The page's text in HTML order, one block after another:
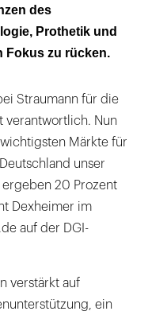
des
Prothetik und
Fokus zu rücken.
Straumann für die
verantwortlich. Nun
Märkte für
unser
20 Prozent
Dexheimer im
auf der DGI-
verstärkt auf
ein